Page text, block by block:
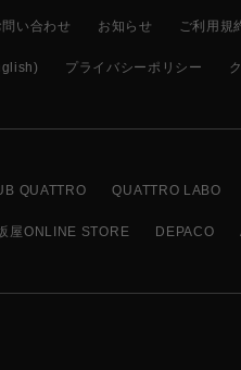
い合わせ お知らせ ご利用規
プライバシーポリシー
QUATTRO QUATTRO LABO
屋ONLINE STORE DEPACO